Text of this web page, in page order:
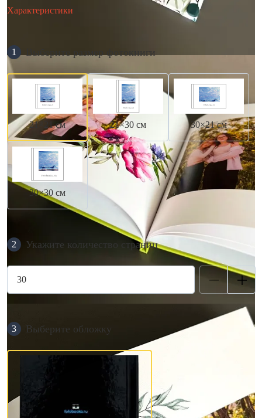
Характеристики
1 Выберите размер фотокниги
21×21 см 21×30 см 30×21 см
30×30 см
2 Укажите количество страниц
3 Выберите обложку